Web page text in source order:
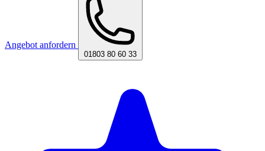
Angebot anfordern
01803 80 60 33